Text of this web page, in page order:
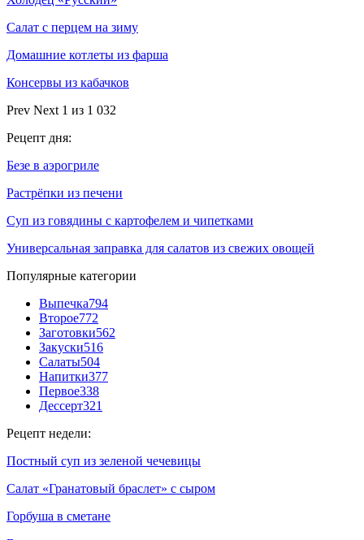
Салат с перцем на зиму
Домашние котлеты из фарша
Консервы из кабачков
Prev Next 1 из 1 032
Рецепт дня:
Безе в аэрогриле
Растрёпки из печени
Суп из говядины с картофелем и чипетками
Универсальная заправка для салатов из свежих овощей
Популярные категории
Выпечка794
Второе772
Заготовки562
Закуски516
Салаты504
Напитки377
Первое338
Дессерт321
Рецепт недели:
Постный суп из зеленой чечевицы
Салат «Гранатовый браслет» с сыром
Горбуша в сметане